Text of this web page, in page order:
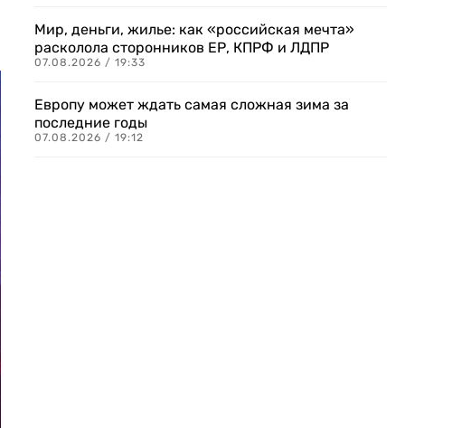
Мир, деньги, жилье: как «российская мечта»
расколола сторонников ЕР, КПРФ и ЛДПР
07.08.2026 / 19:33
Европу может ждать самая сложная зима за
последние годы
07.08.2026 / 19:12